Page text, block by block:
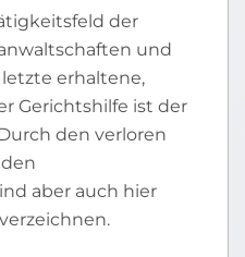
der
und
erhaltene,
Gerichtshilfe ist der
den verloren
aber auch hier